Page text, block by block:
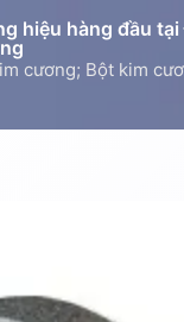
hiệu hàng đầu
cương; Bột kim